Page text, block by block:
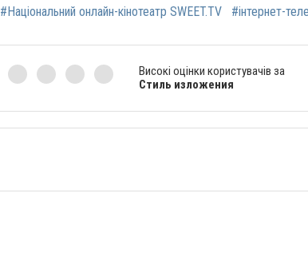
#Національний онлайн-кінотеатр SWEET.TV #інтернет-
Високі оцінки користувачів за
Стиль изложения